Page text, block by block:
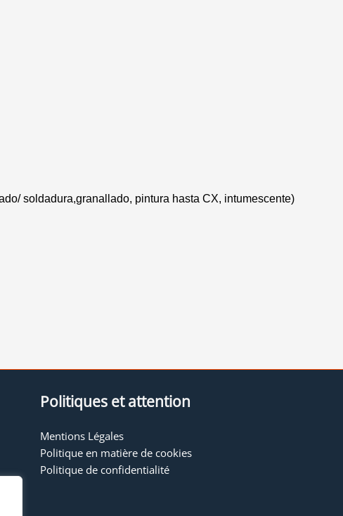
Politiques et attention
Mentions Légales
Politique en matière de cookies
Politique de confidentialité